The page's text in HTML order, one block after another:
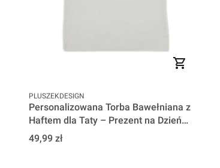
PRODUCENT
PLUSZEKDESIGN
Personalizowana Torba Bawełniana z
Haftem dla Taty – Prezent na Dzień
Ojca - Super Tata
Cena
49,99 zł